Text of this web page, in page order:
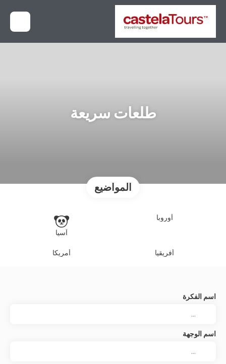
طلعات سريعة
المواضيع
أوروبا
آسيا
أفريقيا
أمريكا
اسم الفكرة
اسم الوجهة